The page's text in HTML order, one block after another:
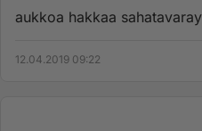
aukkoa hakkaa
12.04.2019 09:22